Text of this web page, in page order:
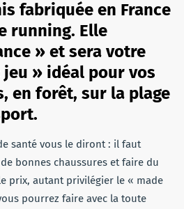
fabriquée en France
running. Elle
» et sera votre
» idéal pour vos
en forêt, sur la plage
santé vous le diront : il faut
bonnes chaussures et faire du
prix, autant privilégier le « made
pourrez faire avec la toute